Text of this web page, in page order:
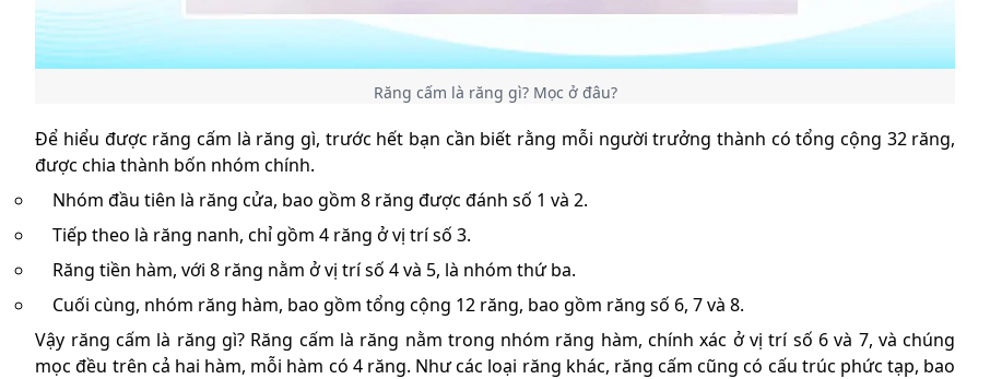
Răng cấm là răng gì? Mọc ở đâu?
Để hiểu được răng cấm là răng gì, trước hết bạn cần biết rằng mỗi người trưởng thành có tổng cộng 32 răng,
được chia thành bốn nhóm chính.
Nhóm đầu tiên là răng cửa, bao gồm 8 răng được đánh số 1 và 2.
Tiếp theo là răng nanh, chỉ gồm 4 răng ở vị trí số 3.
Răng tiền hàm, với 8 răng nằm ở vị trí số 4 và 5, là nhóm thứ ba.
Cuối cùng, nhóm răng hàm, bao gồm tổng cộng 12 răng, bao gồm răng số 6, 7 và 8.
Vậy răng cấm là răng gì? Răng cấm là răng nằm trong nhóm răng hàm, chính xác ở vị trí số 6 và 7, và chúng
mọc đều trên cả hai hàm, mỗi hàm có 4 răng. Như các loại răng khác, răng cấm cũng có cấu trúc phức tạp, bao